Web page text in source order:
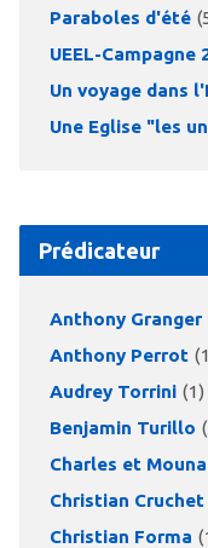
Paraboles d'été
UEEL-Campagne
Un voyage dans
Une Eglise "les
Prédicateur
Anthony Granger
Anthony Perrot
Audrey Torrini(1)
Benjamin Turillo
Charles et
Christian Cruchet
Christian Forma